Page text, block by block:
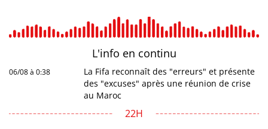
L'info en continu
06/08 à 0:38
La Fifa reconnaît des "erreurs" et présente
des "excuses" après une réunion de crise
au Maroc
22H